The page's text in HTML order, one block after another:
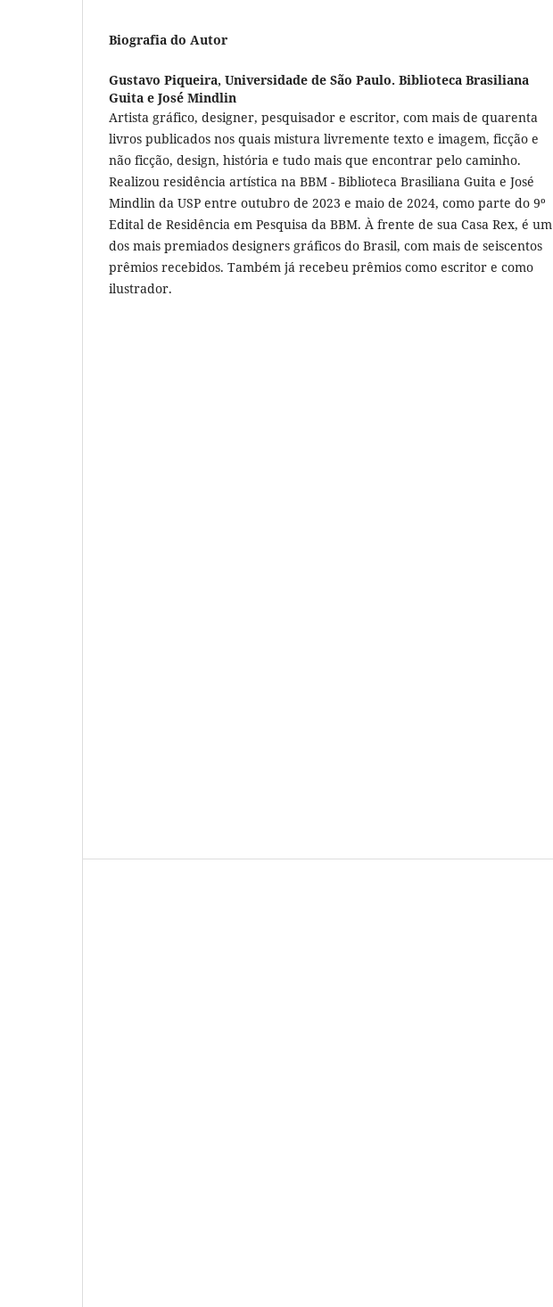
Biografia do Autor
Gustavo Piqueira, Universidade de São Paulo. Biblioteca Brasiliana
Guita e José Mindlin
Artista gráfico, designer, pesquisador e escritor, com mais de quarenta
livros publicados nos quais mistura livremente texto e imagem, ficção e
não ficção, design, história e tudo mais que encontrar pelo caminho.
Realizou residência artística na BBM - Biblioteca Brasiliana Guita e José
Mindlin da USP entre outubro de 2023 e maio de 2024, como parte do 9º
Edital de Residência em Pesquisa da BBM. À frente de sua Casa Rex, é um
dos mais premiados designers gráficos do Brasil, com mais de seiscentos
prêmios recebidos. Também já recebeu prêmios como escritor e como
ilustrador.